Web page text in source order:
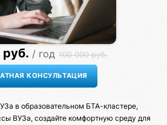
/ год 100 000 руб.
в образовательном БТА-кластере,
ВУЗа, создайте комфортную среду для